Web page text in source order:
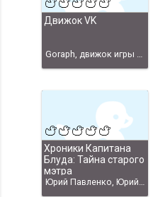
Движок VK
Goraph, движок игры "Хроники Капитана Блуда: Тайна левой ягодицы"
Хроники Капитана
Блуда: Тайна старого
мэтра
Юрий Павленко, Юрий Павленко скачать